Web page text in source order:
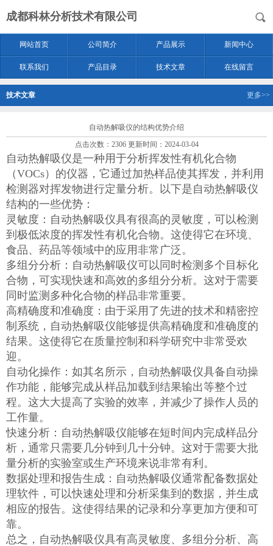
成都科林分析技术有限公司
网站首页 公司简介 产品展示 新闻中心
联系我们 产品目录 技术文章 在线留言
技术文章 更多>>
自动热解吸仪的结构优势介绍
点击次数：2306 更新时间：2024-03-04
自动热解吸仪是一种用于分析挥发性有机化合物
（VOCs）的仪器，它通过加热样品使其挥发，并利用
检测器对挥发物进行定量分析。以下是自动热解吸仪
结构的一些优势：
灵敏度：自动热解吸仪具有很高的灵敏度，可以检测
到极低浓度的挥发性有机化合物。这使得它在环境、
食品、药品等领域中的应用非常广泛。
多组分分析：自动热解吸仪可以同时检测多个目标化
合物，可实现快速和高效的多组分分析。这对于需要
同时监测多种化合物的样品非常重要。
高精确度和准确度：由于采用了先进的技术和精密控
制系统，自动热解吸仪能够提供高精确度和准确度的
结果。这使得它在质量控制和科学研究中非常受欢
迎。
自动化操作：如其名所示，自动热解吸仪具备自动操
作功能，能够完成从样品加载到结果输出等整个过
程。这大大提高了实验的效率，并减少了操作人员的
工作量。
快速分析：自动热解吸仪能够在短时间内完成样品分
析，通常只需要几分钟到几十分钟。这对于需要大批
量分析的实验室或生产环境来说非常有利。
数据处理和报告生成：自动热解吸仪通常配备数据处
理软件，可以快速处理和分析采集到的数据，并生成
相应的报告。这使得结果的记录和分享更加方便和可
靠。
总之，自动热解吸仪具有高灵敏度、多组分分析、高